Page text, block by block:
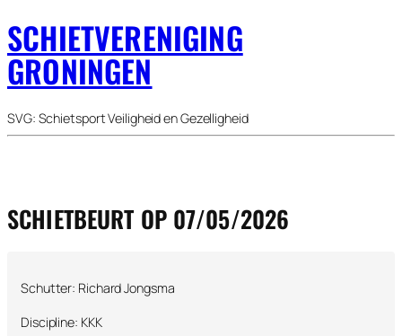
SCHIETVERENIGING
GRONINGEN
SVG: Schietsport Veiligheid en Gezelligheid
SCHIETBEURT OP 07/05/2026
Schutter: Richard Jongsma
Discipline: KKK